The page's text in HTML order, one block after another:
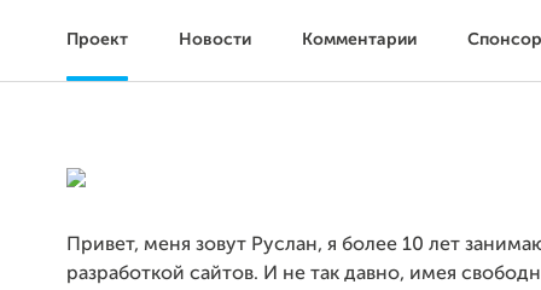
Проект Новости Комментарии
Привет, меня зовут Руслан, я более 10 лет
разработкой сайтов. И не так давно, имея